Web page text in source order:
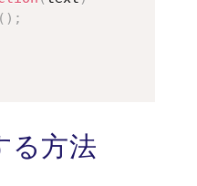
( ) ;
る方法